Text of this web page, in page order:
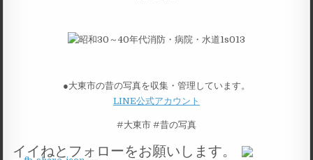
●大東市の昔の写真を収集・管理しています。
LINE公式アカウント
#大東市 #昔の写真
イイねとフォローをお願いします。